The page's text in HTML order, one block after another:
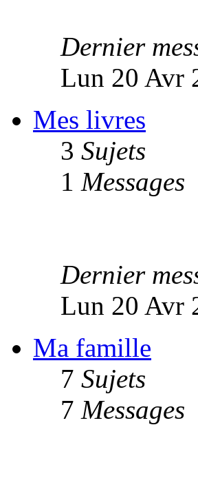
Dernier
Lun 20 Avr
Mes livres
3 Sujets
1 Messages
Dernier
Lun 20 Avr
Ma famille
7 Sujets
7 Messages